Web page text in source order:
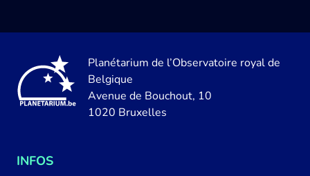
Planétarium de l’Observatoire royal de
Belgique
Avenue de Bouchout, 10
1020 Bruxelles
INFOS